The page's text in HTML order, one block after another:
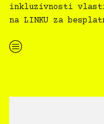
inkluzivnosti
na LINKU za
“Kultura svima — Smjernice za inkluzivne kulturne prakse”